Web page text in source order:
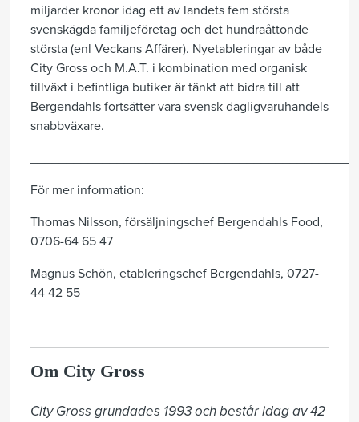
miljarder kronor idag ett av landets fem största
svenskägda familjeföretag och det hundraåttonde
största (enl Veckans Affärer). Nyetableringar av både
City Gross och M.A.T. i kombination med organisk
tillväxt i befintliga butiker är tänkt att bidra till att
Bergendahls fortsätter vara svensk dagligvaruhandels
snabbväxare.
För mer information:
Thomas Nilsson, försäljningschef Bergendahls Food,
0706-64 65 47
Magnus Schön, etableringschef Bergendahls, 0727-
44 42 55
Om City Gross
City Gross grundades 1993 och består idag av 42